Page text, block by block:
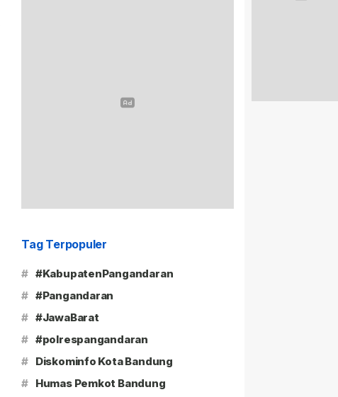
Tag Terpopuler
# #KabupatenPangandaran
# #Pangandaran
# #JawaBarat
# #polrespangandaran
# Diskominfo Kota Bandung
# Humas Pemkot Bandung